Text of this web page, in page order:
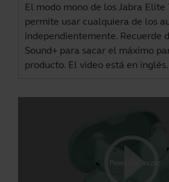
El modo mono de los Jabra Elite
permite usar cualquiera de los
independientemente. Recuerde
Sound+ para sacar el máximo
producto. El video está en inglés.